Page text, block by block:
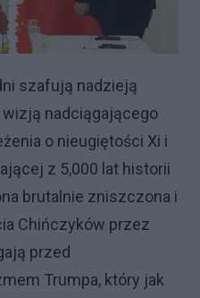
szafują nadzieją
nadciągającego
o nieugiętości Xi i
z 5,000 lat historii
brutalnie zniszczona i
Chińczyków przez
przed
Trumpa, który jak